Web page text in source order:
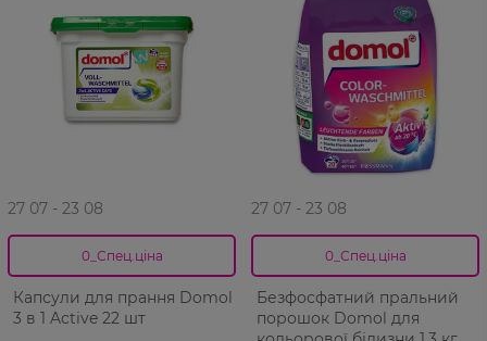
27 07 - 23 08
0_Спец.ціна
Капсули для прання Domol
3 в 1 Active 22 шт
27 07 - 23 08
0_Спец.ціна
Безфосфатний пральний
порошок Domol для